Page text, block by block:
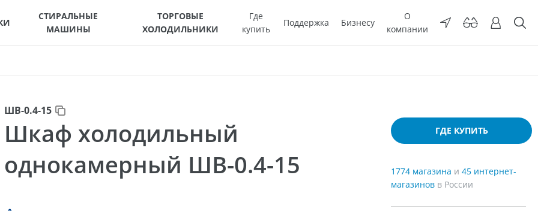
СТИРАЛЬНЫЕ
МАШИНЫ
ТОРГОВЫЕ
ХОЛОДИЛЬНИКИ
Где
купить
Поддержка Бизнесу
О
компании
ШВ-0.4-15
Шкаф холодильный
однокамерный ШВ-0.4-15
ГДЕ КУПИТЬ
1774 магазина и 45 интернет-
магазинов в России